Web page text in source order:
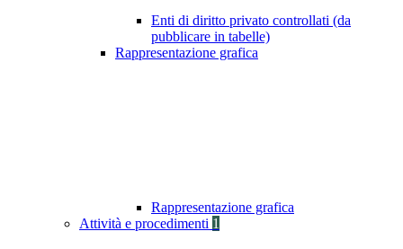
Enti di diritto privato controllati (da
pubblicare in tabelle)
Rappresentazione grafica
Rappresentazione grafica
Attività e procedimenti 1